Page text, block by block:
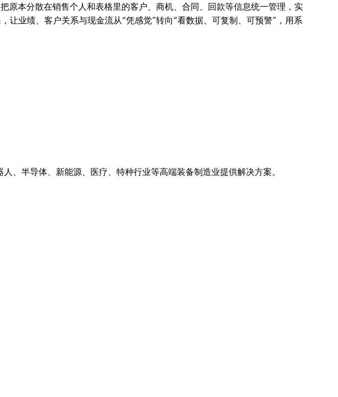
原本分散在销售个人和表格里的客户、商机、合同、回款等信息统一管理，实
业绩、客户关系与现金流从“凭感觉”转向“看数据、可复制、可预警”，用系
、半导体、新能源、医疗、特种行业等高端装备制造业提供解决方案。